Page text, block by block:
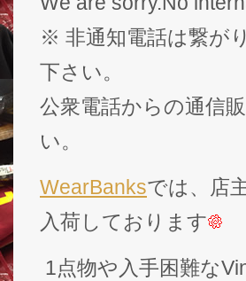
※ 非通知電話は繋が
下さい。
公衆電話からの通信
い。
WearBanksでは、店
入荷しております
1点物や入手困難な